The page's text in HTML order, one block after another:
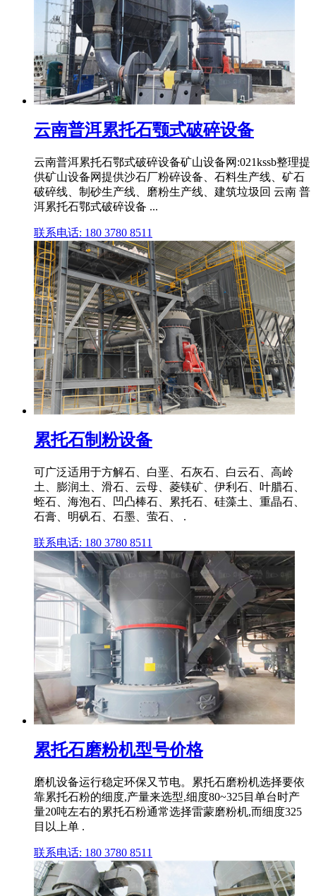
云南普洱累托石颚式破碎设备
云南普洱累托石鄂式破碎设备矿山设备网:021kssb整理提
供矿山设备网提供沙石厂粉碎设备、石料生产线、矿石
破碎线、制砂生产线、磨粉生产线、建筑垃圾回 云南 普
洱累托石鄂式破碎设备 ...
联系电话: 180 3780 8511
累托石制粉设备
可广泛适用于方解石、白垩、石灰石、白云石、高岭
土、膨润土、滑石、云母、菱镁矿、伊利石、叶腊石、
蛭石、海泡石、凹凸棒石、累托石、硅藻土、重晶石、
石膏、明矾石、石墨、萤石、 .
联系电话: 180 3780 8511
累托石磨粉机型号价格
磨机设备运行稳定环保又节电。累托石磨粉机选择要依
靠累托石粉的细度,产量来选型,细度80~325目单台时产
量20吨左右的累托石粉通常选择雷蒙磨粉机,而细度325
目以上单 .
联系电话: 180 3780 8511